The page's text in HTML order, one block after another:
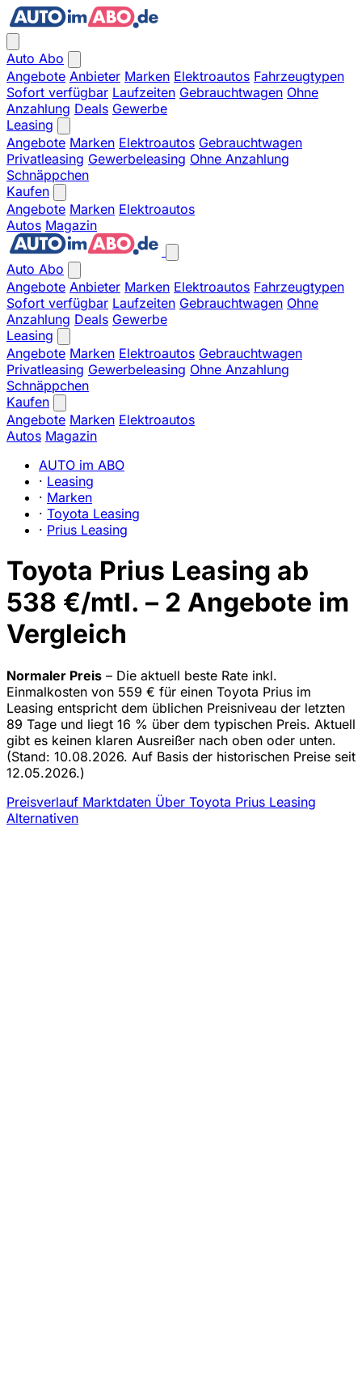
Auto Abo
Angebote Anbieter Marken Elektroautos Fahrzeugtypen
Sofort verfügbar Laufzeiten Gebrauchtwagen Ohne
Anzahlung Deals Gewerbe
Leasing
Angebote Marken Elektroautos Gebrauchtwagen
Privatleasing Gewerbeleasing Ohne Anzahlung
Schnäppchen
Kaufen
Angebote Marken Elektroautos
Autos Magazin
Auto Abo
Angebote Anbieter Marken Elektroautos Fahrzeugtypen
Sofort verfügbar Laufzeiten Gebrauchtwagen Ohne
Anzahlung Deals Gewerbe
Leasing
Angebote Marken Elektroautos Gebrauchtwagen
Privatleasing Gewerbeleasing Ohne Anzahlung
Schnäppchen
Kaufen
Angebote Marken Elektroautos
Autos Magazin
AUTO im ABO
· Leasing
· Marken
· Toyota Leasing
· Prius Leasing
Toyota Prius Leasing ab
538 €/mtl. – 2 Angebote im
Vergleich
Normaler Preis – Die aktuell beste Rate inkl.
Einmalkosten von 559 € für einen Toyota Prius im
Leasing entspricht dem üblichen Preisniveau der letzten
89 Tage und liegt 16 % über dem typischen Preis. Aktuell
gibt es keinen klaren Ausreißer nach oben oder unten.
(Stand: 10.08.2026. Auf Basis der historischen Preise seit
12.05.2026.)
Preisverlauf Marktdaten Über Toyota Prius Leasing
Alternativen